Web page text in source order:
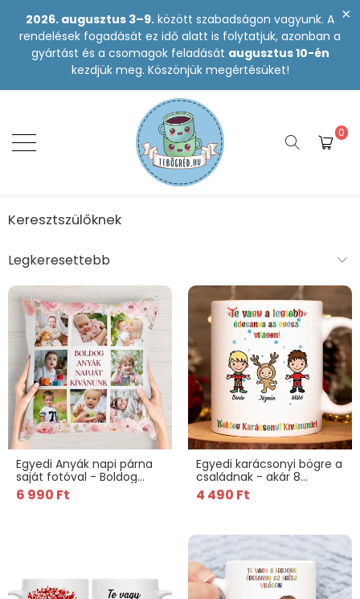
2026. augusztus 3–9. között szabadságon vagyunk. A
rendelések fogadását ez idő alatt is folytatjuk, azonban a
gyártást és a csomagok feladását augusztus 10-én
kezdjük meg. Köszönjük megértésüket!
0
Keresztszülőknek
Egyedi Anyák napi párna
saját fotóval - Boldog
Anyák napját kívánunk
6 990 Ft
Egyedi karácsonyi bögre a
családnak - akár 8
gyermekkel
4 490 Ft